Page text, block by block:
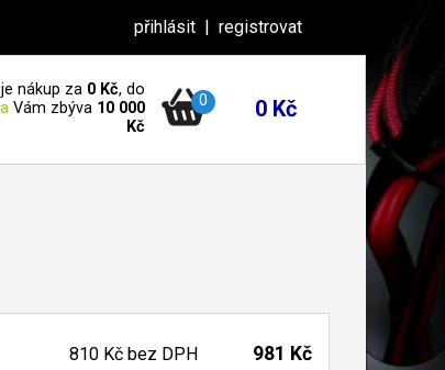
přihlásit | registrovat
nákup za 0 Kč, do
Vám zbýva 10 000
Kč
0 0 Kč
810 Kč bez DPH 981 Kč